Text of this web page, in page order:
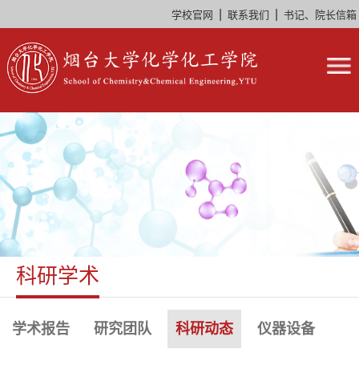
学校官网 联系我们 书记、院长信箱
科研学术
学术报告 研究团队 科研动态 仪器设备